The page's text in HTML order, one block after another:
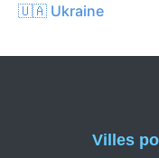
🇺🇦 Ukraine
Villes